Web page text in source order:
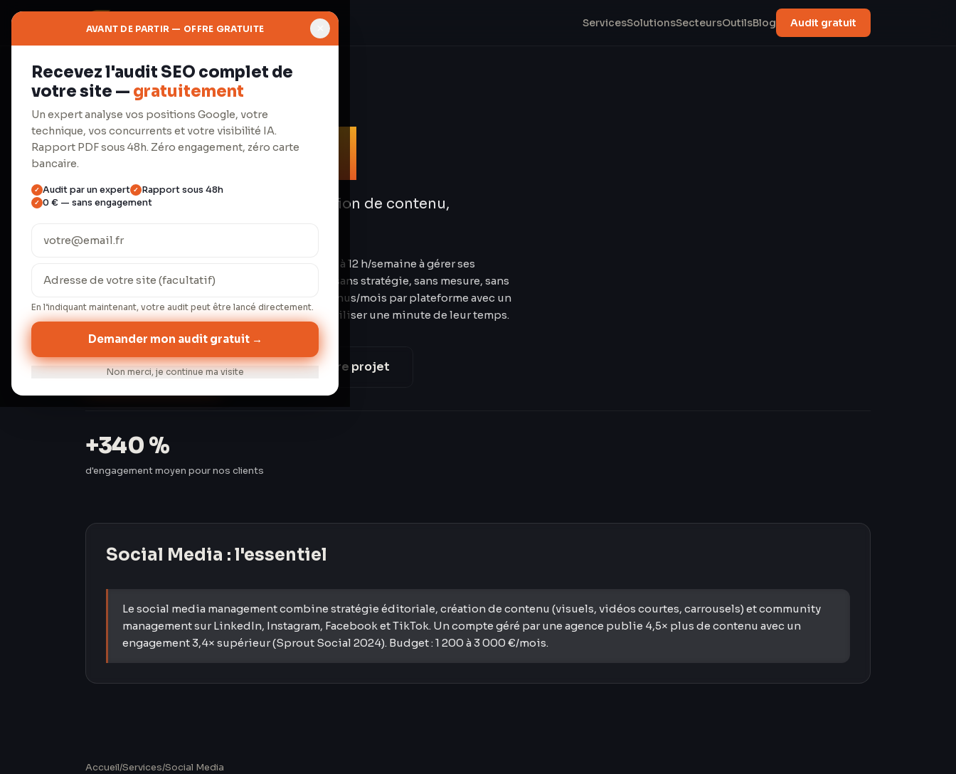
AVANT DE PARTIR — OFFRE GRATUITE
Recevez l'audit SEO complet de
votre site — gratuitement
Un expert analyse vos positions Google, votre
technique, vos concurrents et votre visibilité IA.
Rapport PDF sous 48h. Zéro engagement, zéro carte
bancaire.
✓ Audit par un expert ✓ Rapport sous 48h
✓ 0 € — sans engagement
En l’indiquant maintenant, votre audit peut être lancé directement.
Demander mon audit gratuit →
Non merci, je continue ma visite
ServicesSolutionsSecteursOutilsBlog Audit gratuit
⬢ Réseaux
Social Media
Stratégie, planning éditorial, création de contenu,
Un dirigeant de PME consacre en moyenne 8 à 12 h/semaine à gérer ses
réseaux sociaux. Le résultat : 3-4 posts/mois sans stratégie, sans mesure, sans
régularité. Nos clients passent à 15-20 contenus/mois par plateforme avec un
engagement en hausse de 340 % — sans mobiliser une minute de leur temps.
Audit gratuit → Discuter de votre projet
+340 %
d'engagement moyen pour nos clients
Social Media : l'essentiel
Le social media management combine stratégie éditoriale, création de contenu (visuels, vidéos courtes, carrousels) et community
management sur LinkedIn, Instagram, Facebook et TikTok. Un compte géré par une agence publie 4,5× plus de contenu avec un
engagement 3,4× supérieur (Sprout Social 2024). Budget : 1 200 à 3 000 €/mois.
Accueil/Services/Social Media